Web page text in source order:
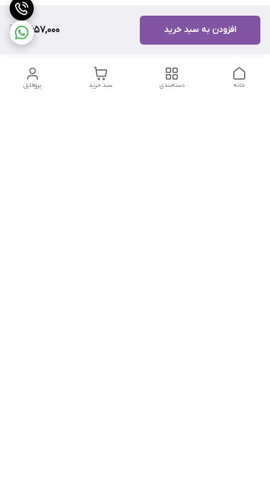
8,657,000 افزودن به سبد خرید
پروفایل سبد خرید دسته‌بندی خانه